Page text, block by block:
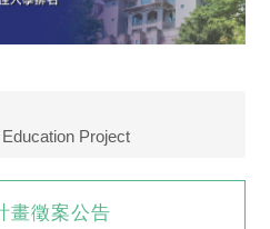
Project
畫徵案公告